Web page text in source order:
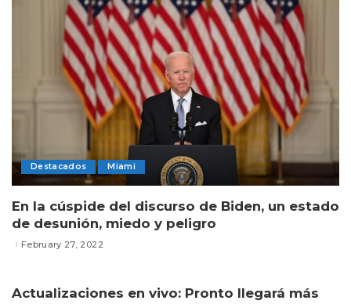
Destacados Miami
En la cúspide del discurso de Biden, un estado
de desunión, miedo y peligro
February 27, 2022
Actualizaciones en vivo: Pronto llegará más